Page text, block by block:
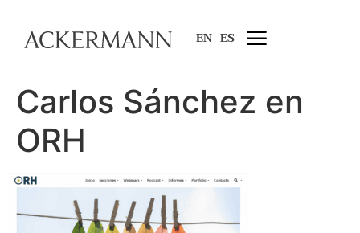
EN ES
Carlos Sánchez en
ORH